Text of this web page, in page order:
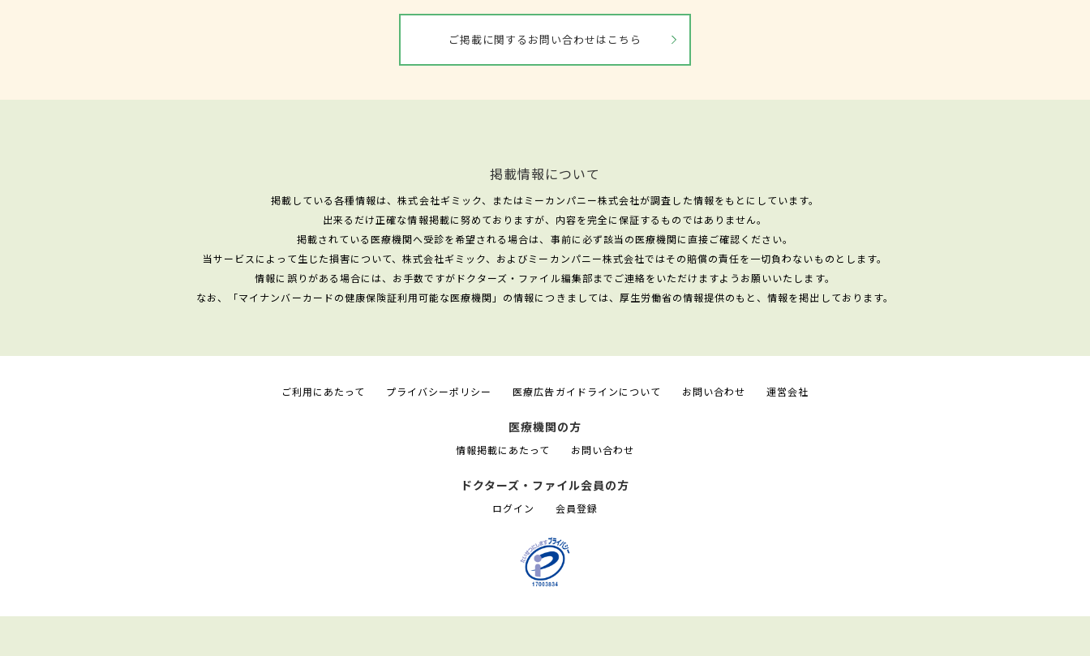
ご掲載に関するお問い合わせはこちら
掲載情報について
掲載している各種情報は、株式会社ギミック、またはミーカンパニー株式会社が調査した情報をもとにしています。
出来るだけ正確な情報掲載に努めておりますが、内容を完全に保証するものではありません。
掲載されている医療機関へ受診を希望される場合は、事前に必ず該当の医療機関に直接ご確認ください。
当サービスによって生じた損害について、株式会社ギミック、およびミーカンパニー株式会社ではその賠償の責任を一切負わないものとします。
情報に誤りがある場合には、お手数ですがドクターズ・ファイル編集部までご連絡をいただけますようお願いいたします。
なお、「マイナンバーカードの健康保険証利用可能な医療機関」の情報につきましては、厚生労働省の情報提供のもと、情報を掲出しております。
ご利用にあたって プライバシーポリシー 医療広告ガイドラインについて お問い合わせ 運営会社
医療機関の方
情報掲載にあたって お問い合わせ
ドクターズ・ファイル会員の方
ログイン 会員登録